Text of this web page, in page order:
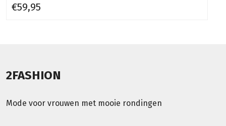
€59,95
2FASHION
Mode voor vrouwen met mooie rondingen